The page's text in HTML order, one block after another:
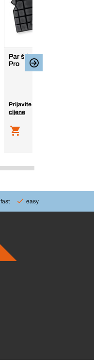
Par štitnika za koljena
Pro
Prijavite se kako bi vidjeli
cijene
fast easy